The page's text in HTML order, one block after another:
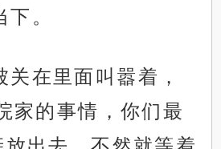
。
关在里面叫嚣着，
家的事情，你们最